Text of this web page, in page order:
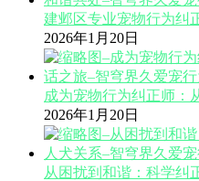
建邺区专业宠物行为纠
2026年1月20日
成为宠物行为纠正师：
2026年1月20日
从困扰到和谐：科学纠